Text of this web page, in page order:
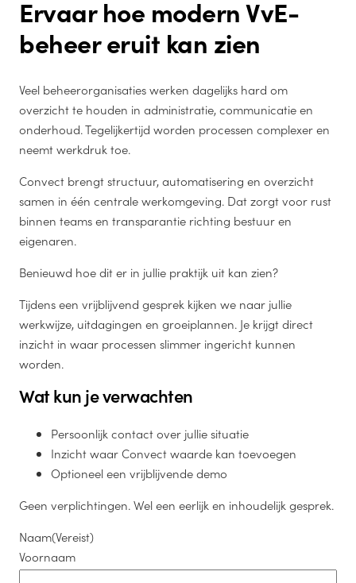
Ervaar hoe modern VvE-
beheer eruit kan zien
Veel beheerorganisaties werken dagelijks hard om
overzicht te houden in administratie, communicatie en
onderhoud. Tegelijkertijd worden processen complexer en
neemt werkdruk toe.
Convect brengt structuur, automatisering en overzicht
samen in één centrale werkomgeving. Dat zorgt voor rust
binnen teams en transparantie richting bestuur en
eigenaren.
Benieuwd hoe dit er in jullie praktijk uit kan zien?
Tijdens een vrijblijvend gesprek kijken we naar jullie
werkwijze, uitdagingen en groeiplannen. Je krijgt direct
inzicht in waar processen slimmer ingericht kunnen
worden.
Wat kun je verwachten
Persoonlijk contact over jullie situatie
Inzicht waar Convect waarde kan toevoegen
Optioneel een vrijblijvende demo
Geen verplichtingen. Wel een eerlijk en inhoudelijk gesprek.
Naam(Vereist)
Voornaam